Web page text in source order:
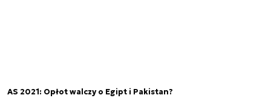
AS 2021: Opłot walczy o Egipt i Pakistan?